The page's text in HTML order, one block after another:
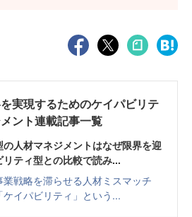
実現するためのケイパビリテ
ント連載記事一覧
人材マネジメントはなぜ限界を迎
ティ型との比較で読み...
業戦略を滞らせる人材ミスマッチ
イパビリティ」という...